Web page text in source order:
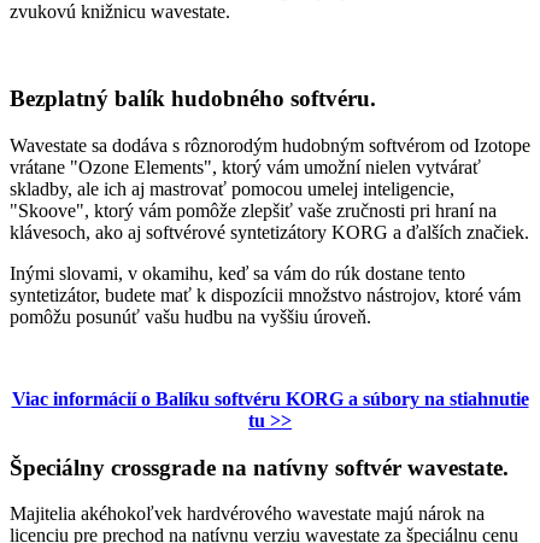
zvukovú knižnicu wavestate.
Bezplatný balík hudobného softvéru.
Wavestate sa dodáva s rôznorodým hudobným softvérom od Izotope
vrátane "Ozone Elements", ktorý vám umožní nielen vytvárať
skladby, ale ich aj mastrovať pomocou umelej inteligencie,
"Skoove", ktorý vám pomôže zlepšiť vaše zručnosti pri hraní na
klávesoch, ako aj softvérové syntetizátory KORG a ďalších značiek.
Inými slovami, v okamihu, keď sa vám do rúk dostane tento
syntetizátor, budete mať k dispozícii množstvo nástrojov, ktoré vám
pomôžu posunúť vašu hudbu na vyššiu úroveň.
Viac informácií o Balíku softvéru KORG a súbory na stiahnutie
tu >>
Špeciálny crossgrade na natívny softvér wavestate.
Majitelia akéhokoľvek hardvérového wavestate majú nárok na
licenciu pre prechod na natívnu verziu wavestate za špeciálnu cenu